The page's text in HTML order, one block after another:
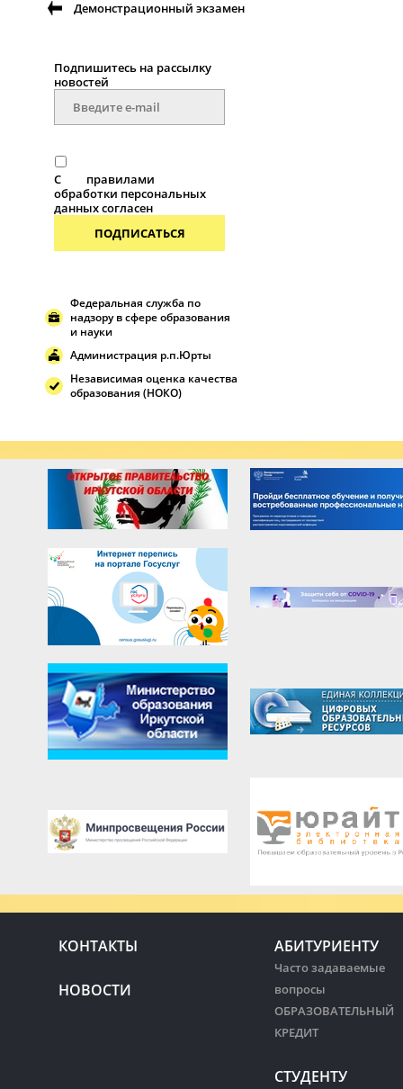
Демонстрационный экзамен
Подпишитесь на рассылку
новостей
С
правилами
обработки персональных
данных согласен
ПОДПИСАТЬСЯ
Федеральная служба по
надзору в сфере образования
и науки
Администрация р.п.Юрты
Независимая оценка качества
образования (НОКО)
КОНТАКТЫ
НОВОСТИ
АБИТУРИЕНТУ
Часто задаваемые
вопросы
ОБРАЗОВАТЕЛЬНЫЙ
КРЕДИТ
СТУДЕНТУ